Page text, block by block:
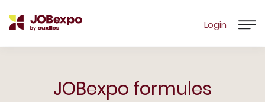
Login
JOBexpo formules